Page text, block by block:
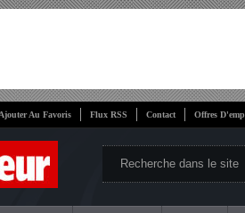
Ajouter Au Favoris Flux RSS Contact Offres